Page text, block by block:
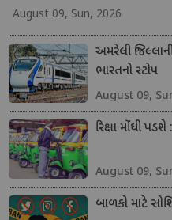
August 09, Sun, 2026
અમરેલી
ભારતનો સ્ટોપ
August 09,
રિક્ષા મોંઘી
August 09,
બાળકો માટે